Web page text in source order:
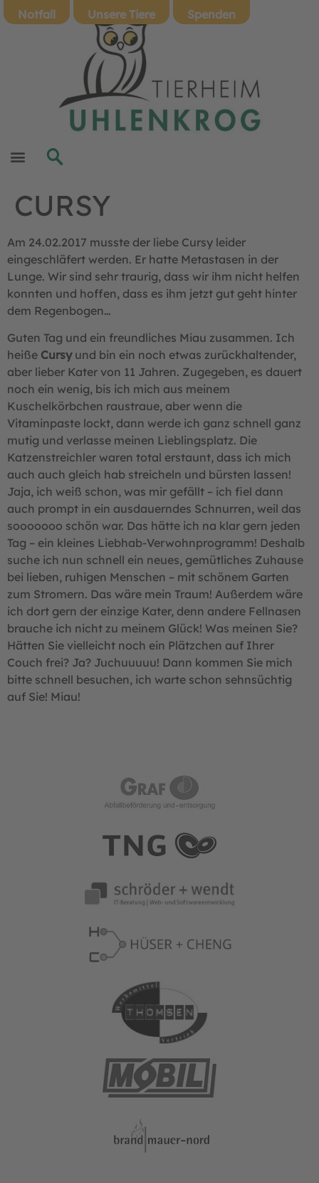
Notfall Unsere Tiere Spenden
CURSY
Am 24.02.2017 musste der liebe Cursy leider
eingeschläfert werden. Er hatte Metastasen in der
Lunge. Wir sind sehr traurig, dass wir ihm nicht helfen
konnten und hoffen, dass es ihm jetzt gut geht hinter
dem Regenbogen…
Guten Tag und ein freundliches Miau zusammen. Ich
heiße Cursyund bin ein noch etwas zurückhaltender,
aber lieber Kater von 11 Jahren. Zugegeben, es dauert
noch ein wenig, bis ich mich aus meinem
Kuschelkörbchen raustraue, aber wenn die
Vitaminpaste lockt, dann werde ich ganz schnell ganz
mutig und verlasse meinen Lieblingsplatz. Die
Katzenstreichler waren total erstaunt, dass ich mich
auch auch gleich hab streicheln und bürsten lassen!
Jaja, ich weiß schon, was mir gefällt – ich fiel dann
auch prompt in ein ausdauerndes Schnurren, weil das
sooooooo schön war. Das hätte ich na klar gern jeden
Tag – ein kleines Liebhab-Verwohnprogramm! Deshalb
suche ich nun schnell ein neues, gemütliches Zuhause
bei lieben, ruhigen Menschen – mit schönem Garten
zum Stromern. Das wäre mein Traum! Außerdem wäre
ich dort gern der einzige Kater, denn andere Fellnasen
brauche ich nicht zu meinem Glück! Was meinen Sie?
Hätten Sie vielleicht noch ein Plätzchen auf Ihrer
Couch frei? Ja? Juchuuuuu! Dann kommen Sie mich
bitte schnell besuchen, ich warte schon sehnsüchtig
auf Sie! Miau!